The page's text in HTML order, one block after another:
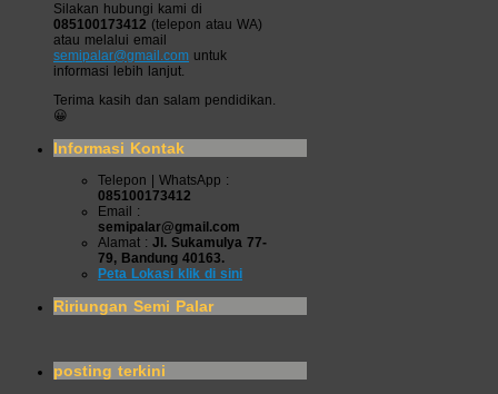
Silakan hubungi kami di
085100173412 (telepon atau WA)
atau melalui email
semipalar@gmail.com untuk
informasi lebih lanjut.
Terima kasih dan salam pendidikan.
😀
Informasi Kontak
Telepon | WhatsApp :
085100173412
Email :
semipalar@gmail.com
Alamat : Jl. Sukamulya 77-
79, Bandung 40163.
Peta Lokasi klik di sini
Ririungan Semi Palar
posting terkini